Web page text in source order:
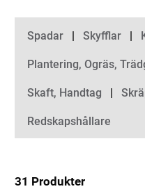
Kategorier
Spadar Skyfflar
Plantering, Ogräs,
Skaft, Handtag
Redskapshållare
31 Produkter